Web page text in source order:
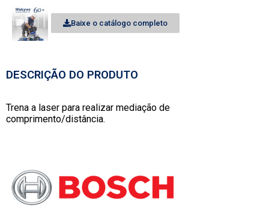
Baixe o catálogo completo
DESCRIÇÃO DO PRODUTO
Trena a laser para realizar mediação de
comprimento/distância.